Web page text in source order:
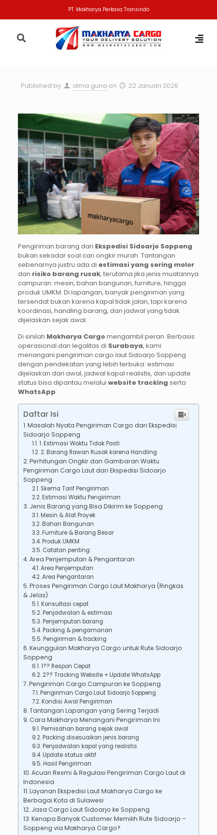
PT. Makharya Perkasa Transindo
Published by alma guna on 22 Januari 2026
Pengiriman barang dari Ekspedisi Sidoarjo Soppeng
bukan sekadar soal cari ongkir murah. Tantangan
sebenarnya justru ada di estimasi yang sering molor
dan risiko barang rusak, terutama jika jenis muatannya
campuran: mesin, bahan bangunan, furniture, hingga
produk UMKM. Di lapangan, banyak pengiriman yang
tersendat bukan karena kapal tidak jalan, tapi karena
koordinasi, handling barang, dan jadwal yang tidak
dijelaskan sejak awal.
Di sinilah Makharya Cargomengambil peran. Berbasis
operasional dan legalitas di Surabaya, kami
menangani pengiriman cargo laut Sidoarjo Soppeng
dengan pendekatan yang lebih terbuka: estimasi
dijelaskan dari awal, jadwal kapal realistis, dan update
status bisa dipantau melalui website tracking serta
WhatsApp.
Daftar Isi
Masalah Nyata Pengiriman Cargo dari Ekspedisi
Sidoarjo Soppeng
1. Estimasi Waktu Tidak Pasti
2. Barang Rawan Rusak karena Handling
Perhitungan Ongkir dan Gambaran Waktu
Pengiriman Cargo Laut dari Ekspedisi Sidoarjo
Soppeng
Skema Tarif Pengiriman
Estimasi Waktu Pengiriman
Jenis Barang yang Bisa Dikirim ke Soppeng
Mesin & Alat Proyek
Bahan Bangunan
Furniture & Barang Besar
Produk UMKM
Catatan penting:
Area Penjemputan & Pengantaran
Area Penjemputan
Area Pengantaran
Proses Pengiriman Cargo Laut Makharya (Ringkas
& Jelas)
Konsultasi cepat
Penjadwalan & estimasi
Penjemputan barang
Packing & pengamanan
Pengiriman & tracking
Keunggulan Makharya Cargo untuk Rute Sidoarjo
Soppeng
1?? Respon Cepat
2?? Tracking Website + Update WhatsApp
Pengiriman Cargo Campuran ke Soppeng
Pengiriman Cargo Laut Sidoarjo Soppeng
Kondisi Awal Pengiriman
Tantangan Lapangan yang Sering Terjadi
Cara Makharya Menangani Pengiriman Ini
Pemisahan barang sejak awal
Packing disesuaikan jenis barang
Penjadwalan kapal yang realistis
Update status aktif
Hasil Pengiriman
Acuan Resmi & Regulasi Pengiriman Cargo Laut di
Indonesia
Layanan Ekspedisi Laut Makharya Cargo ke
Berbagai Kota di Sulawesi
Jasa Cargo Laut Sidoarjo ke Soppeng
Kenapa Banyak Customer Memilih Rute Sidoarjo –
Soppeng via Makharya Cargo?